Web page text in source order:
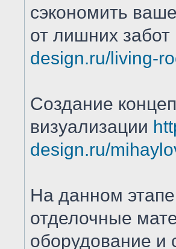
сэкономить
от лишних забот
design.ru/living-
Создание
визуализации
design.ru/
На данном
отделочные
оборудование и